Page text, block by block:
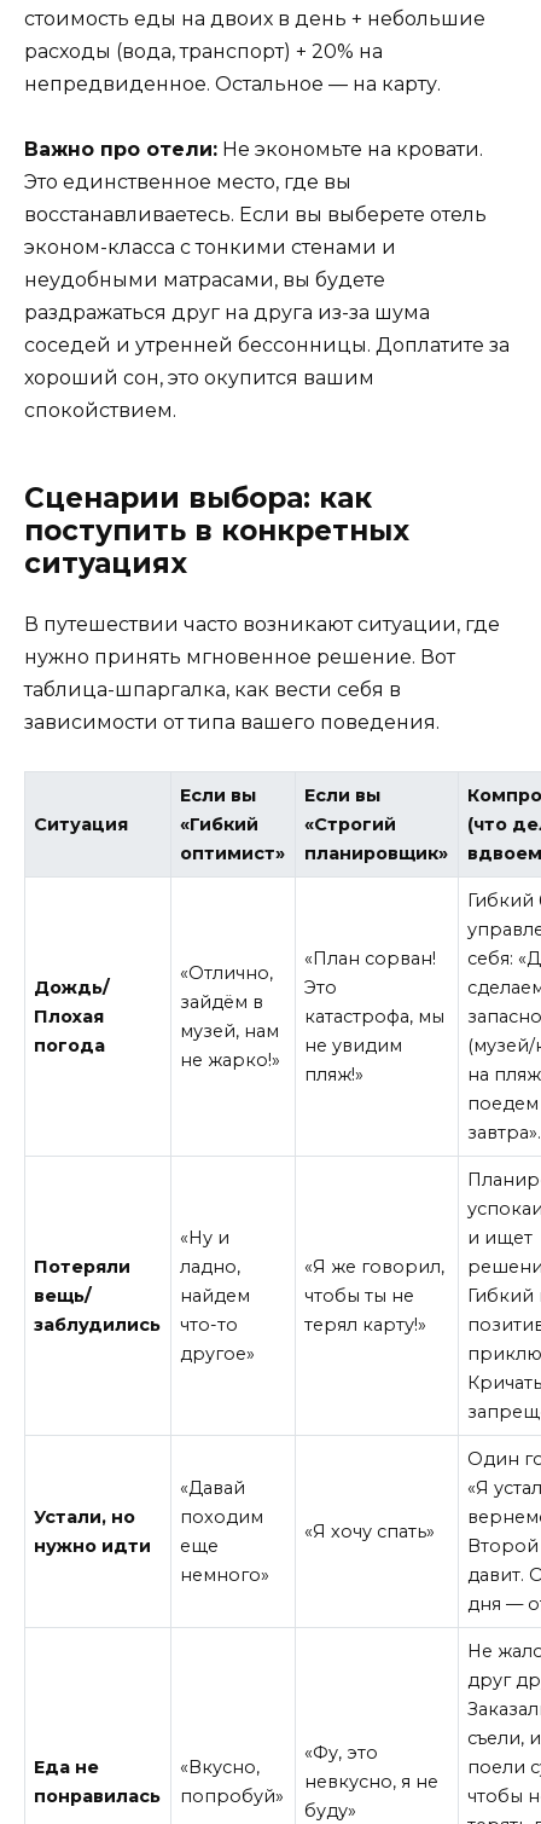
стоимость еды на двоих в день + небольшие
расходы (вода, транспорт) + 20% на
непредвиденное. Остальное — на карту.
Важно про отели: Не экономьте на кровати.
Это единственное место, где вы
восстанавливаетесь. Если вы выберете отель
эконом-класса с тонкими стенами и
неудобными матрасами, вы будете
раздражаться друг на друга из-за шума
соседей и утренней бессонницы. Доплатите за
хороший сон, это окупится вашим
спокойствием.
Сценарии выбора: как
поступить в конкретных
ситуациях
В путешествии часто возникают ситуации, где
нужно принять мгновенное решение. Вот
таблица-шпаргалка, как вести себя в
зависимости от типа вашего поведения.
Ситуация
Если вы
«Гибкий
оптимист»
Если вы
«Строгий
планировщик»
(что
Дождь/
Плохая
погода
«Отлично,
зайдём в
музей, нам
не жарко!»
«План сорван!
Это
катастрофа, мы
не увидим
пляж!»
Гибкий
себя:
(музей/
на пляж
поедем
завтра».
Потеряли
вещь/
заблудились
«Ну и
ладно,
найдем
что-то
другое»
«Я же говорил,
чтобы ты не
терял карту!»
и ищет
Устали, но
нужно идти
«Давай
походим
еще
немного»
«Я хочу спать»
Один
«Я
давит.
дня —
Еда не
понравилась
«Вкусно,
попробуй»
«Фу, это
невкусно, я не
буду»
Не
друг
съели,
поели
чтобы